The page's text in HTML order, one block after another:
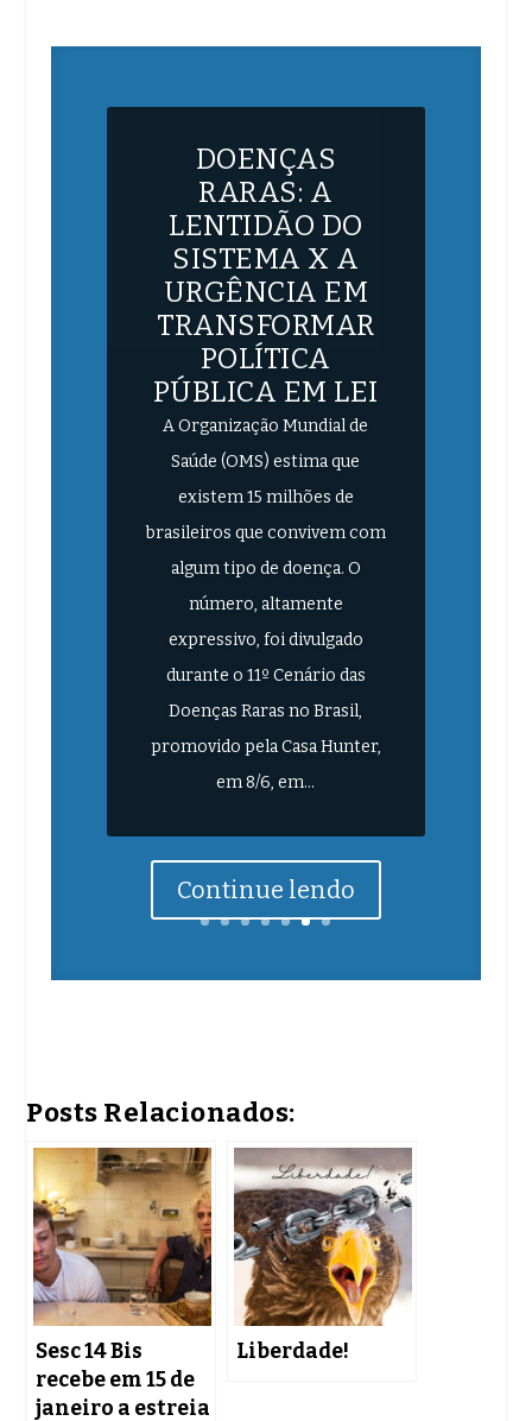
DOENÇAS
RARAS: A
LENTIDÃO DO
SISTEMA X A
URGÊNCIA EM
TRANSFORMAR
POLÍTICA
PÚBLICA EM LEI
A Organização Mundial de
Saúde (OMS) estima que
existem 15 milhões de
brasileiros que convivem com
algum tipo de doença. O
número, altamente
expressivo, foi divulgado
durante o 11º Cenário das
Doenças Raras no Brasil,
promovido pela Casa Hunter,
em 8/6, em...
Continue lendo
Posts Relacionados:
Sesc 14 Bis
recebe em 15 de
janeiro a estreia
Liberdade!